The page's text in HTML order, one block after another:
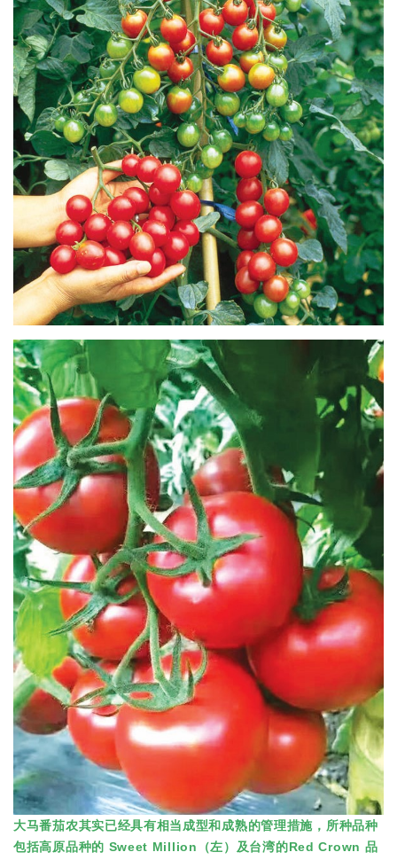
大马番茄农其实已经具有相当成型和成熟的管理措施，所种品种
包括高原品种的 Sweet Million（左）及台湾的Red Crown 品